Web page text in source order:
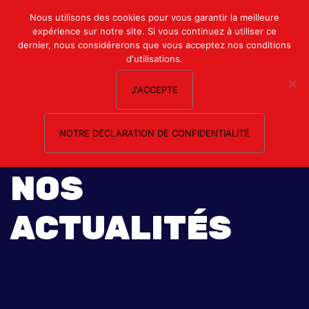
Mon compte
Nous contacter
NOS
ACTUALITÉS
Nous utilisons des cookies pour vous garantir la meilleure
expérience sur notre site. Si vous continuez à utiliser ce
dernier, nous considérerons que vous acceptez nos conditions
d'utilisations.
J'ACCEPTE
NOTRE DÉCLARATION DE CONFIDENTIALITÉ